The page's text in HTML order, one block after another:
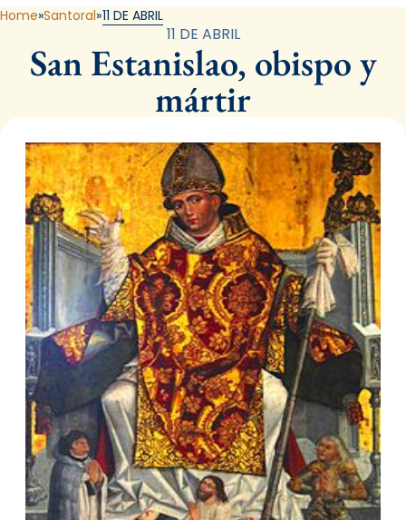
Home Santoral 11 DE ABRIL
11 DE ABRIL
San Estanislao, obispo y
mártir